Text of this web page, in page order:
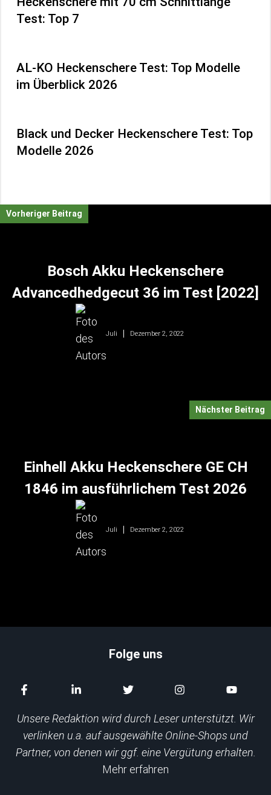
Test: Top 7
AL-KO Heckenschere Test: Top Modelle
im Überblick 2026
Black und Decker Heckenschere Test: Top
Modelle 2026
Vorheriger Beitrag
Bosch Akku Heckenschere
Advancedhedgecut 36 im Test [2022]
Juli Dezember 2, 2022
Nächster Beitrag
Einhell Akku Heckenschere GE CH
1846 im ausführlichem Test 2026
Juli Dezember 2, 2022
Folge uns
Unsere Redaktion wird durch Leser unterstützt. Wir
verlinken u.a. auf ausgewählte Online-Shops und
Partner, von denen wir ggf. eine Vergütung erhalten.
Mehr erfahren